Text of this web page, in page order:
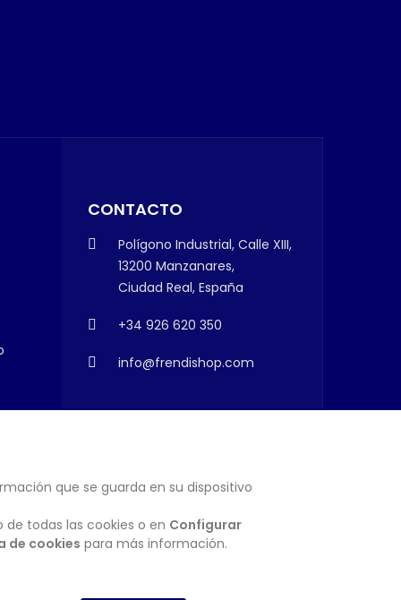
CONTACTO
Polígono Industrial, Calle XIII,
13200 Manzanares,
Ciudad Real, España
+34 926 620 350
info@frendishop.com
SUSCRIBIRSE
que se guarda en su dispositivo
todas las cookies o en Configurar
de cookies para más información.